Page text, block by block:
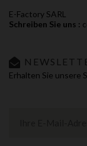
E-Factory SARL
Schreiben Sie uns :
Erhalten Sie unsere